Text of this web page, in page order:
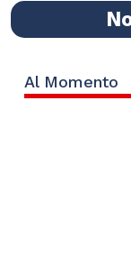
Al Momento